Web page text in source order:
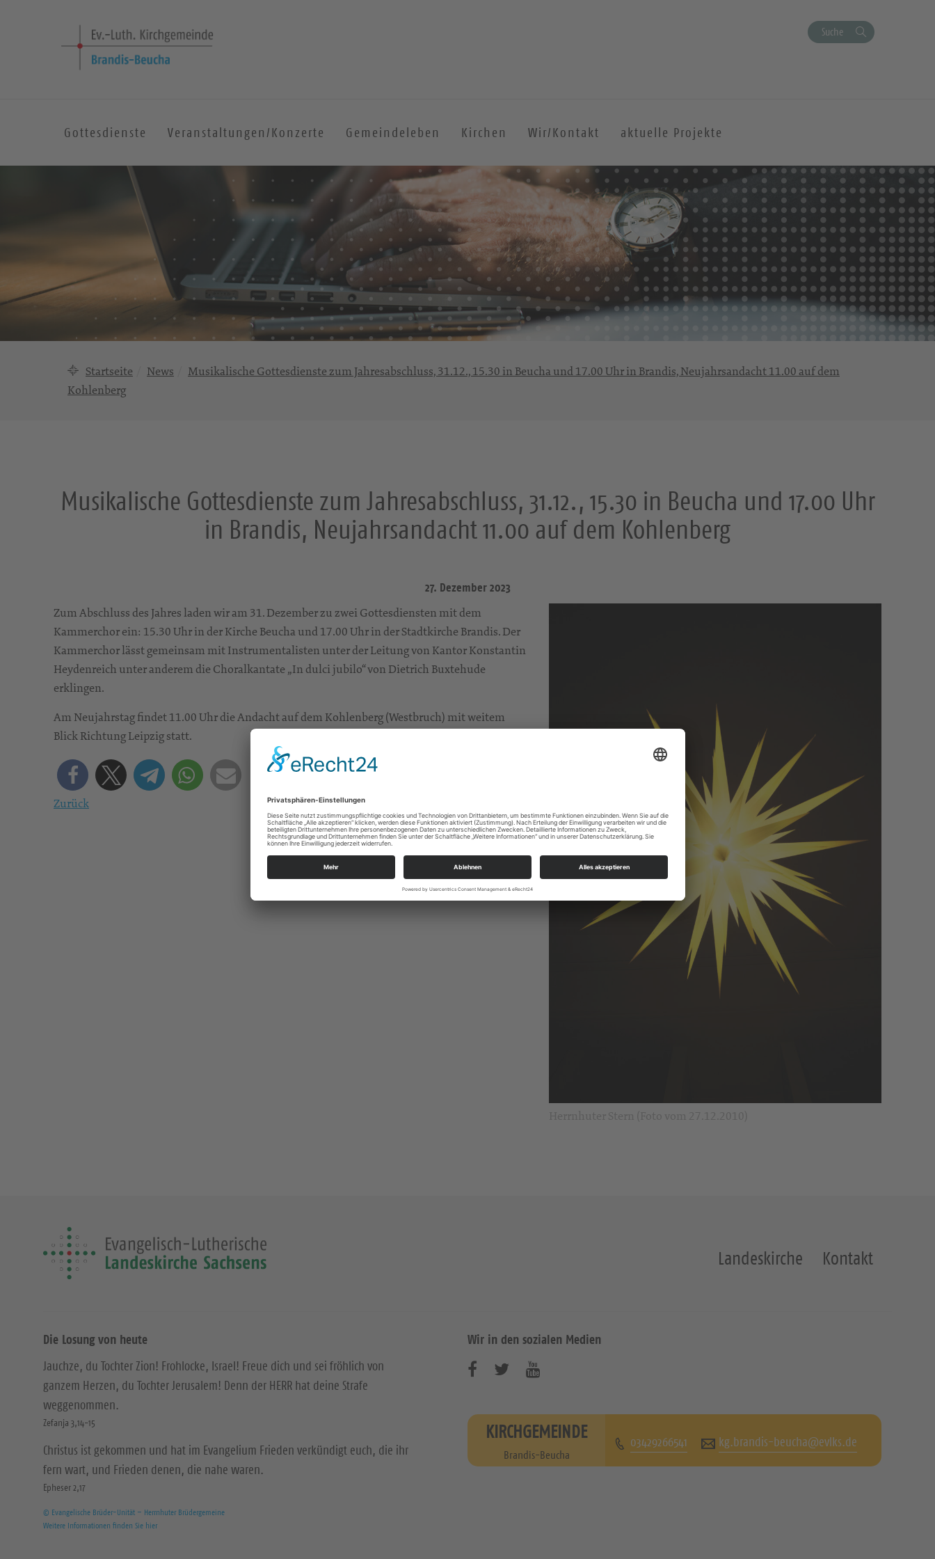
Suche
Gottesdienste Veranstaltungen/Konzerte Gemeindeleben Kirchen Wir/Kontakt aktuelle Projekte
Startseite News
Musikalische Gottesdienste zum Jahresabschluss, 31.12., 15.30 in Beucha und 17.00 Uhr in Brandis, Neujahrsandacht 11.00 auf dem
Kohlenberg
Musikalische Gottesdienste zum Jahresabschluss, 31.12., 15.30 in Beucha und 17.00 Uhr
in Brandis, Neujahrsandacht 11.00 auf dem Kohlenberg
27. Dezember 2023
Zum Abschluss des Jahres laden wir am 31. Dezember zu zwei Gottesdiensten mit dem
Kammerchor ein: 15.30 Uhr in der Kirche Beucha und 17.00 Uhr in der Stadtkirche Brandis. Der
Kammerchor lässt gemeinsam mit Instrumentalisten unter der Leitung von Kantor Konstantin
Heydenreich unter anderem die Choralkantate „In dulci jubilo“ von Dietrich Buxtehude
erklingen.
Am Neujahrstag findet 11.00 Uhr die Andacht auf dem Kohlenberg (Westbruch) mit weitem
Blick Richtung Leipzig statt.
Zurück
Landeskirche Kontakt
Die Losung von heute
Jauchze, du Tochter Zion! Frohlocke, Israel! Freue dich und sei fröhlich von
ganzem Herzen, du Tochter Jerusalem! Denn der HERR hat deine Strafe
weggenommen.
Zefanja 3,14-15
Christus ist gekommen und hat im Evangelium Frieden verkündigt euch, die ihr
fern wart, und Frieden denen, die nahe waren.
Epheser 2,17
© Evangelische Brüder-Unität – Herrnhuter Brüdergemeine
Weitere Informationen finden Sie hier
Wir in den sozialen Medien
B
B
s
u
B
s
u
KIRCHGEMEINDE
Brandis-Beucha
03429266541 kg.brandis-beucha@evlks.de